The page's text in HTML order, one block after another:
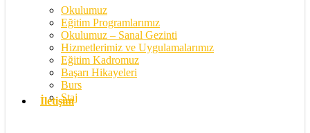
Okulumuz
Eğitim Programlarımız
Okulumuz – Sanal Gezinti
Hizmetlerimiz ve Uygulamalarımız
Eğitim Kadromuz
Başarı Hikayeleri
Burs
Staj
İletişim